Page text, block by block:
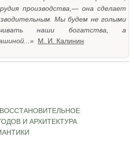
производства,— она сделает
Мы будем не голыми
наши богатства, а
М. И. Калинин
ВОССТАНОВИТЕЛЬНОЕ
И АРХИТЕКТУРА